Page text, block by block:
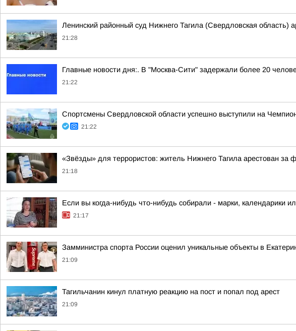
Ленинский районный суд Нижнего Тагила (Свердловская область)
21:28
Главные новости дня:. В "Москва-Сити" задержали более 20
21:22
Спортсмены Свердловской области успешно выступили на
21:22
«Звёзды» для террористов: житель Нижнего Тагила арестован за
21:18
Если вы когда-нибудь что-нибудь собирали - марки, календарики
21:17
Замминистра спорта России оценил уникальные объекты в
21:09
Тагильчанин кинул платную реакцию на пост и попал под арест
21:09